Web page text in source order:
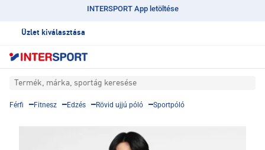
INTERSPORT App letöltése
Üzlet kiválasztása
Termék, márka, sportág keresése
Férfi Fitnesz Edzés Rövid ujjú póló Sportpóló